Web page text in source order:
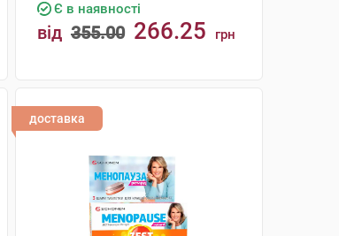
Є в наявності
від 355.00 266.25 грн
доставка